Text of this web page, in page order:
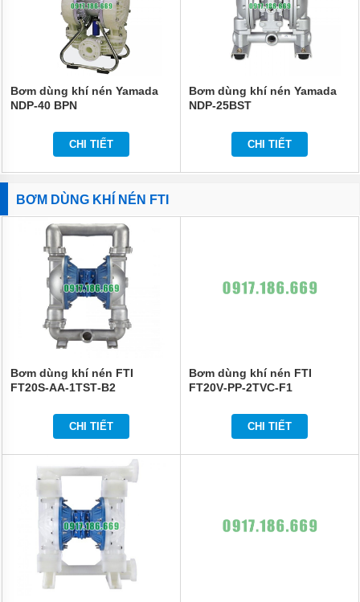
Bơm dùng khí nén Yamada
NDP-40 BPN
CHI TIẾT
Bơm dùng khí nén Yamada
NDP-25BST
CHI TIẾT
BƠM DÙNG KHÍ NÉN FTI
Bơm dùng khí nén FTI
FT20S‐AA‐1TST‐B2
CHI TIẾT
Bơm dùng khí nén FTI
FT20V‐PP‐2TVC‐F1
CHI TIẾT